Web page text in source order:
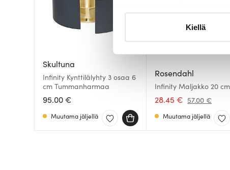
ja kävijämäärämme
kumppaneillemme tietoja
Kiellä
Skultuna
Infinity Kynttilälyhty 3 osaa 6
cm Tummanharmaa
95.00 €
Muutama jäljellä
Rosendahl
Infinity Maljakko 20 cm
Minttu
28.45 € 57.00 €
Muutama jäljellä